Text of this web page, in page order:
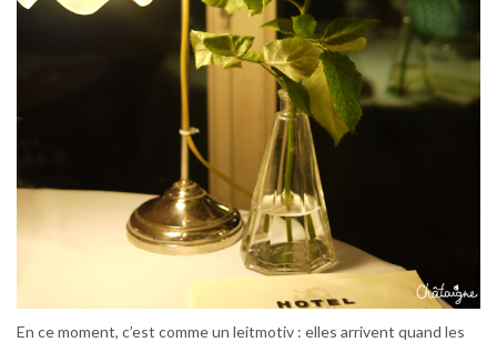
En ce moment, c’est comme un leitmotiv : elles arrivent quand les